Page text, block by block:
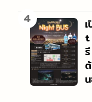
4
t